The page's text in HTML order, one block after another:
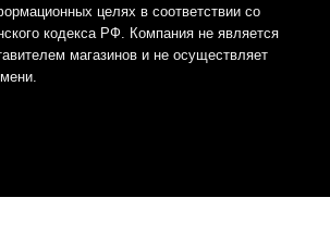
целях в соответствии со
кодекса РФ. Компания не является
магазинов и не осуществляет